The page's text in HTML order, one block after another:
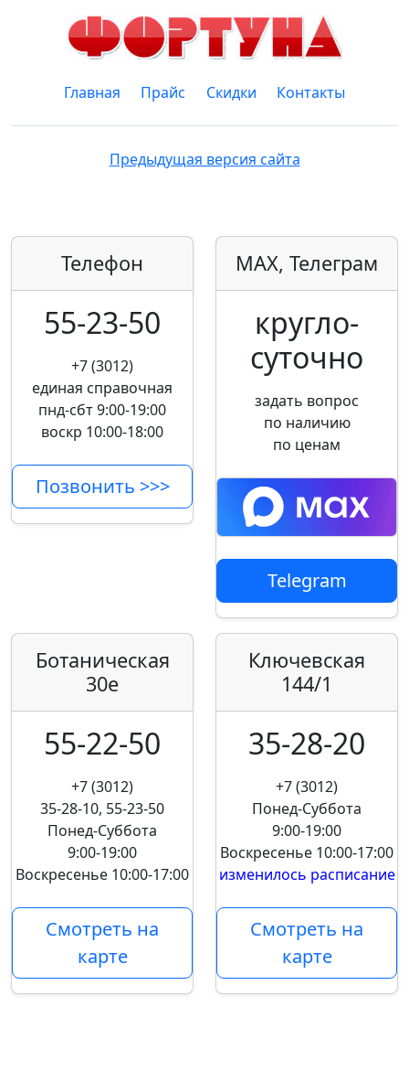
Главная Прайс Скидки Контакты
Предыдущая версия сайта
Телефон
55-23-50
+7 (3012)
единая справочная
пнд-сбт 9:00-19:00
воскр 10:00-18:00
Позвонить >>>
MAX, Телеграм
кругло­
суточно
задать вопрос
по наличию
по ценам
Telegram
Ботаническая
30е
55-22-50
+7 (3012)
35-28-10, 55-23-50
Понед-Суббота
9:00-19:00
Воскресенье 10:00-17:00
Смотреть на
карте
Ключевская
144/1
35-28-20
+7 (3012)
Понед-Суббота
9:00-19:00
Воскресенье 10:00-17:00
изменилось расписание
Смотреть на
карте